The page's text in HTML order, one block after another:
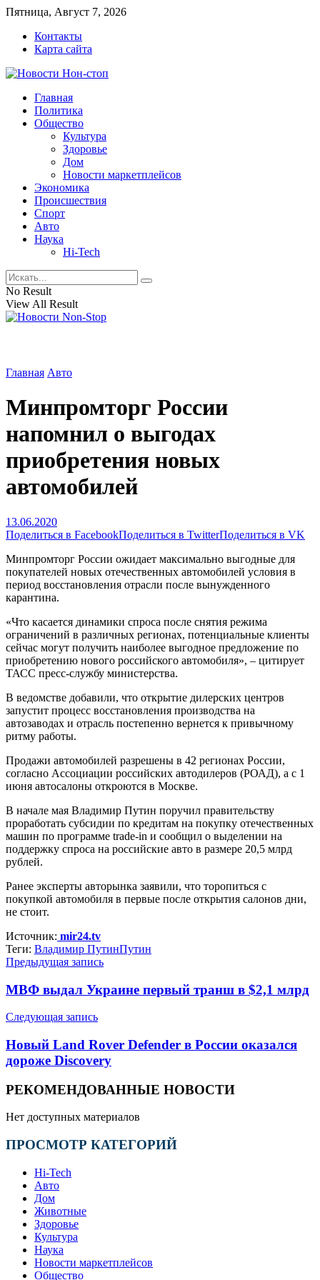
Пятница, Август 7, 2026
Контакты
Карта сайта
Главная
Политика
Общество
Культура
Здоровье
Дом
Новости маркетплейсов
Экономика
Происшествия
Спорт
Авто
Наука
Hi-Tech
No Result
View All Result
Главная Авто
Минпромторг России
напомнил о выгодах
приобретения новых
автомобилей
13.06.2020
Поделиться в FacebookПоделиться в TwitterПоделиться в VK
Минпромторг России ожидает максимально выгодные для
покупателей новых отечественных автомобилей условия в
период восстановления отрасли после вынужденного
карантина.
«Что касается динамики спроса после снятия режима
ограничений в различных регионах, потенциальные клиенты
сейчас могут получить наиболее выгодное предложение по
приобретению нового российского автомобиля», – цитирует
ТАСС пресс-службу министерства.
В ведомстве добавили, что открытие дилерских центров
запустит процесс восстановления производства на
автозаводах и отрасль постепенно вернется к привычному
ритму работы.
Продажи автомобилей разрешены в 42 регионах России,
согласно Ассоциации российских автодилеров (РОАД), а с 1
июня автосалоны откроются в Москве.
В начале мая Владимир Путин поручил правительству
проработать субсидии по кредитам на покупку отечественных
машин по программе trade-in и сообщил о выделении на
поддержку спроса на российские авто в размере 20,5 млрд
рублей.
Ранее эксперты авторынка заявили, что торопиться с
покупкой автомобиля в первые после открытия салонов дни,
не стоит.
Источник: mir24.tv
Теги: Владимир ПутинПутин
Предыдущая запись
МВФ выдал Украине первый транш в $2,1 млрд
Следующая запись
Новый Land Rover Defender в России оказался
дороже Discovery
РЕКОМЕНДОВАННЫЕ НОВОСТИ
Нет доступных материалов
ПРОСМОТР КАТЕГОРИЙ
Hi-Tech
Авто
Дом
Животные
Здоровье
Культура
Наука
Новости маркетплейсов
Общество